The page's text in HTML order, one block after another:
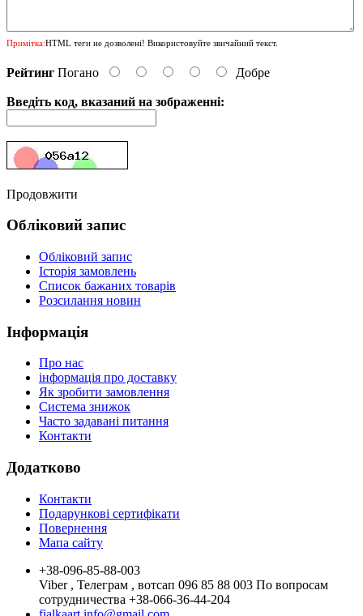
Примітка:HTML теги не дозволені! Використовуйте звичайний текст.
Рейтинг Погано Добре
Введіть код, вказаний на зображенні:
Продовжити
Обліковий запис
Обліковий запис
Історія замовлень
Список бажаних товарів
Розсилання новин
Інформація
Про нас
інформація про доставку
Як зробити замовлення
Система знижок
Часто задавані питання
Контакти
Додатково
Контакти
Подарункові сертифікати
Повернення
Мапа сайту
+38-096-85-88-003
Viber , Телеграм , вотсап 096 85 88 003 По вопросам
сотрудничества +38-066-36-44-204